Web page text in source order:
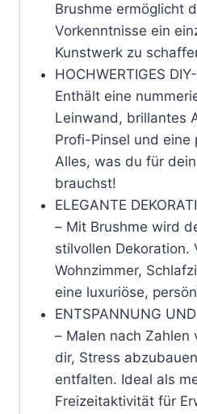
Brushme ermöglicht
Vorkenntnisse ein
Kunstwerk zu
HOCHWERTIGES
Enthält eine
Leinwand, brillantes
Profi-Pinsel und eine
Alles, was du für
brauchst!
ELEGANTE
– Mit Brushme wird
stilvollen Dekoration.
Wohnzimmer,
eine luxuriöse,
ENTSPANNUNG
– Malen nach Zahlen
dir, Stress
entfalten. Ideal als
Freizeitaktivität für